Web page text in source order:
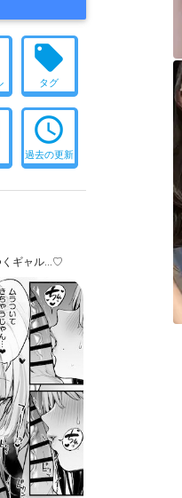
local_offer
タグ
access_time
過去の更新
くギャル…♡